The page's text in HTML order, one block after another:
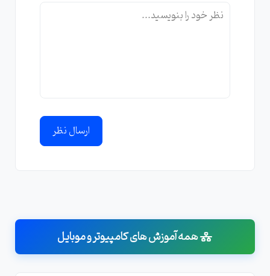
ارسال نظر
همه آموزش های کامپیوتر و موبایل